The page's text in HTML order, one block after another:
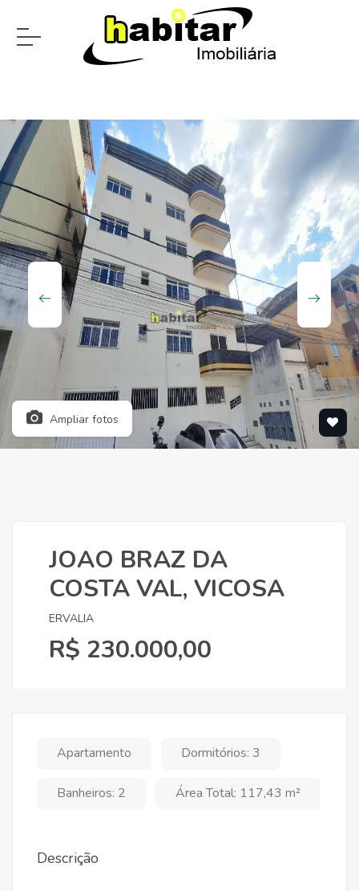
Ampliar fotos
JOAO BRAZ DA
COSTA VAL, VICOSA
ERVALIA
R$ 230.000,00
Apartamento Dormitórios: 3
Banheiros: 2 Área Total: 117,43 m²
Descrição